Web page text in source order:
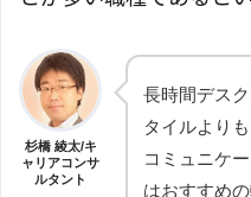
杉橋 綾太/キ
ャリアコンサ
ルタント
長時間デス
タイルより
コミュニケ
はおすすめ